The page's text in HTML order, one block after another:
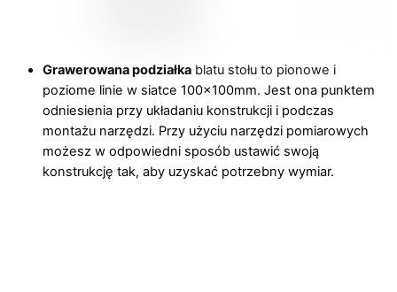
Grawerowana podziałka blatu stołu to pionowe i
poziome linie w siatce 100x100mm. Jest ona punktem
odniesienia przy układaniu konstrukcji i podczas
montażu narzędzi. Przy użyciu narzędzi pomiarowych
możesz w odpowiedni sposób ustawić swoją
konstrukcję tak, aby uzyskać potrzebny wymiar.